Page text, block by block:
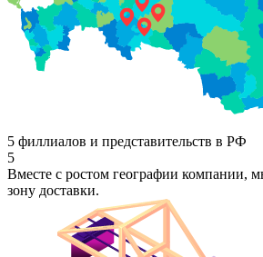
5 филлиалов и представительств в РФ
5
Вместе с ростом географии компании,
зону доставки.